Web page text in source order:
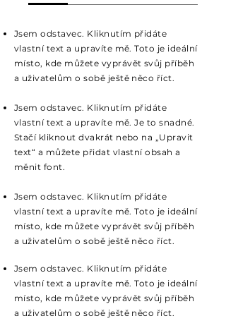
Jsem odstavec. Kliknutím přidáte
vlastní text a upravíte mě. Toto je ideální
místo, kde můžete vyprávět svůj příběh
a uživatelům o sobě ještě něco říct.
Jsem odstavec. Kliknutím přidáte
vlastní text a upravíte mě. Je to snadné.
Stačí kliknout dvakrát nebo na „Upravit
text“ a můžete přidat vlastní obsah a
měnit font.
Jsem odstavec. Kliknutím přidáte
vlastní text a upravíte mě. Toto je ideální
místo, kde můžete vyprávět svůj příběh
a uživatelům o sobě ještě něco říct.
Jsem odstavec. Kliknutím přidáte
vlastní text a upravíte mě. Toto je ideální
místo, kde můžete vyprávět svůj příběh
a uživatelům o sobě ještě něco říct.